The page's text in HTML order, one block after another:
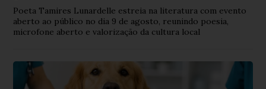
Poeta Tamires Lunardelle estreia na literatura com evento
aberto ao público no dia 9 de agosto, reunindo poesia,
microfone aberto e valorização da cultura local